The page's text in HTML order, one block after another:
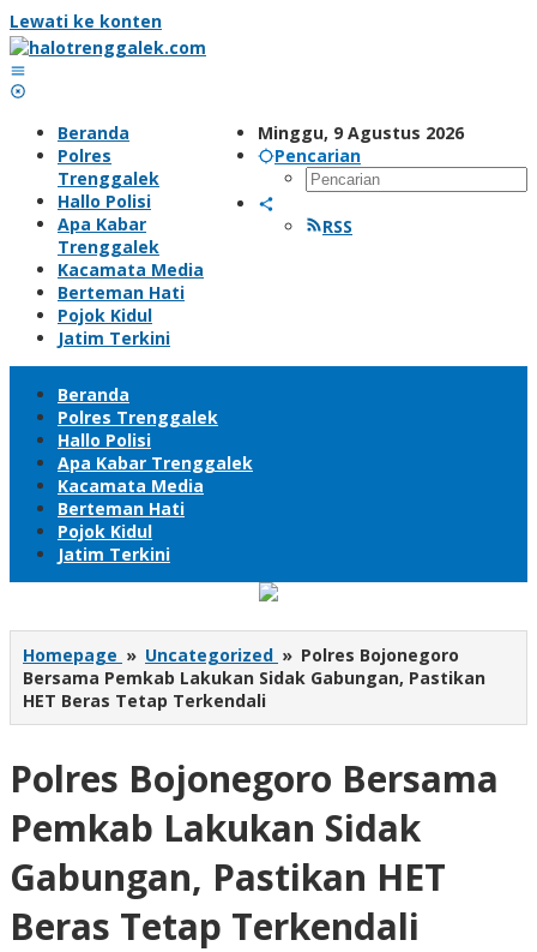
Lewati ke konten
Minggu, 9 Agustus 2026
Pencarian
RSS
Beranda
Polres
Trenggalek
Hallo Polisi
Apa Kabar
Trenggalek
Kacamata Media
Berteman Hati
Pojok Kidul
Jatim Terkini
Beranda
Polres Trenggalek
Hallo Polisi
Apa Kabar Trenggalek
Kacamata Media
Berteman Hati
Pojok Kidul
Jatim Terkini
Homepage » Uncategorized » Polres Bojonegoro
Bersama Pemkab Lakukan Sidak Gabungan, Pastikan
HET Beras Tetap Terkendali
Polres Bojonegoro Bersama
Pemkab Lakukan Sidak
Gabungan, Pastikan HET
Beras Tetap Terkendali